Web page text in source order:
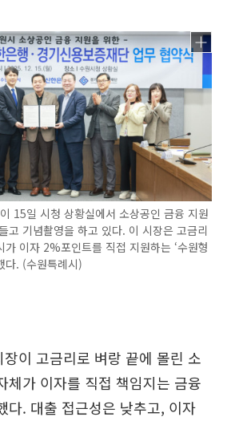
15일 시청 상황실에서 소상공인 금융 지원
고 기념촬영을 하고 있다. 이 시장은 고금리
이자 2%포인트를 직접 지원하는 ‘수원형
다. (수원특례시)
이 고금리로 벼랑 끝에 몰린 소
체가 이자를 직접 책임지는 금융
다. 대출 접근성은 낮추고, 이자